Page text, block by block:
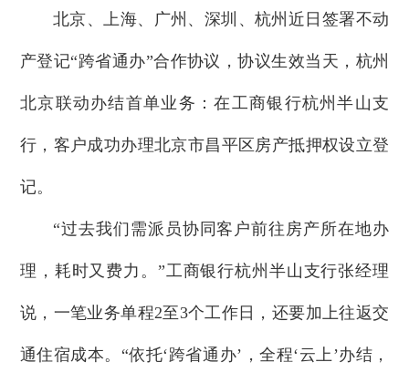
北京、上海、广州、深圳、杭州近日签署不动
产登记“跨省通办”合作协议，协议生效当天，杭州
北京联动办结首单业务：在工商银行杭州半山支
行，客户成功办理北京市昌平区房产抵押权设立登
记。
“过去我们需派员协同客户前往房产所在地办
理，耗时又费力。”工商银行杭州半山支行张经理
说，一笔业务单程2至3个工作日，还要加上往返交
通住宿成本。“依托‘跨省通办’，全程‘云上’办结，